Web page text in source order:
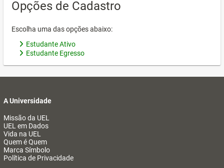
Opções de Cadastro
Escolha uma das opções abaixo:
Estudante Ativo
Estudante Egresso
A Universidade
Missão da UEL
UEL em Dados
Vida na UEL
Quem é Quem
Marca Símbolo
Política de Privacidade